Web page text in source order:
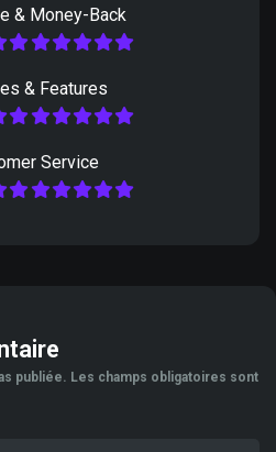
& Money-Back
& Features
Service
publiée. Les champs obligatoires sont